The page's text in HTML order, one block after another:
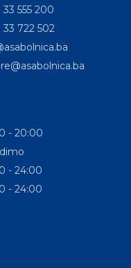
555 200
33 722 502
- 20:00
- 24:00
- 24:00